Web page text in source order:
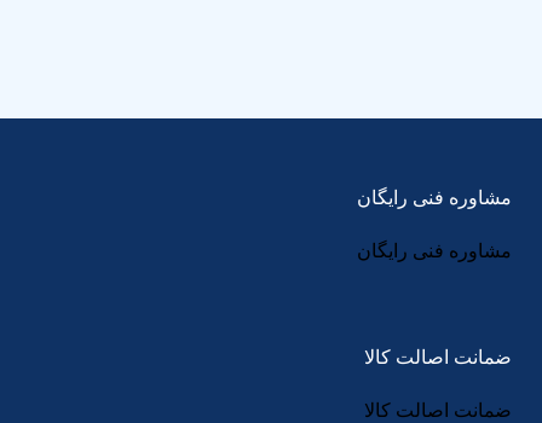
مشاوره فنی رایگان
مشاوره فنی رایگان
ضمانت اصالت کالا
ضمانت اصالت کالا